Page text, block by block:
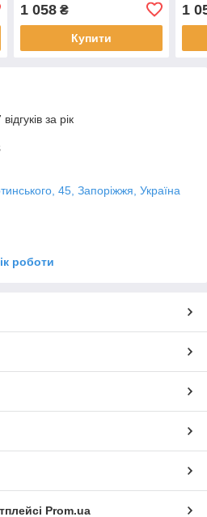
1 058₴
Купити
1
за рік
45, Запоріжжя, Україна
роботи
Prom.ua